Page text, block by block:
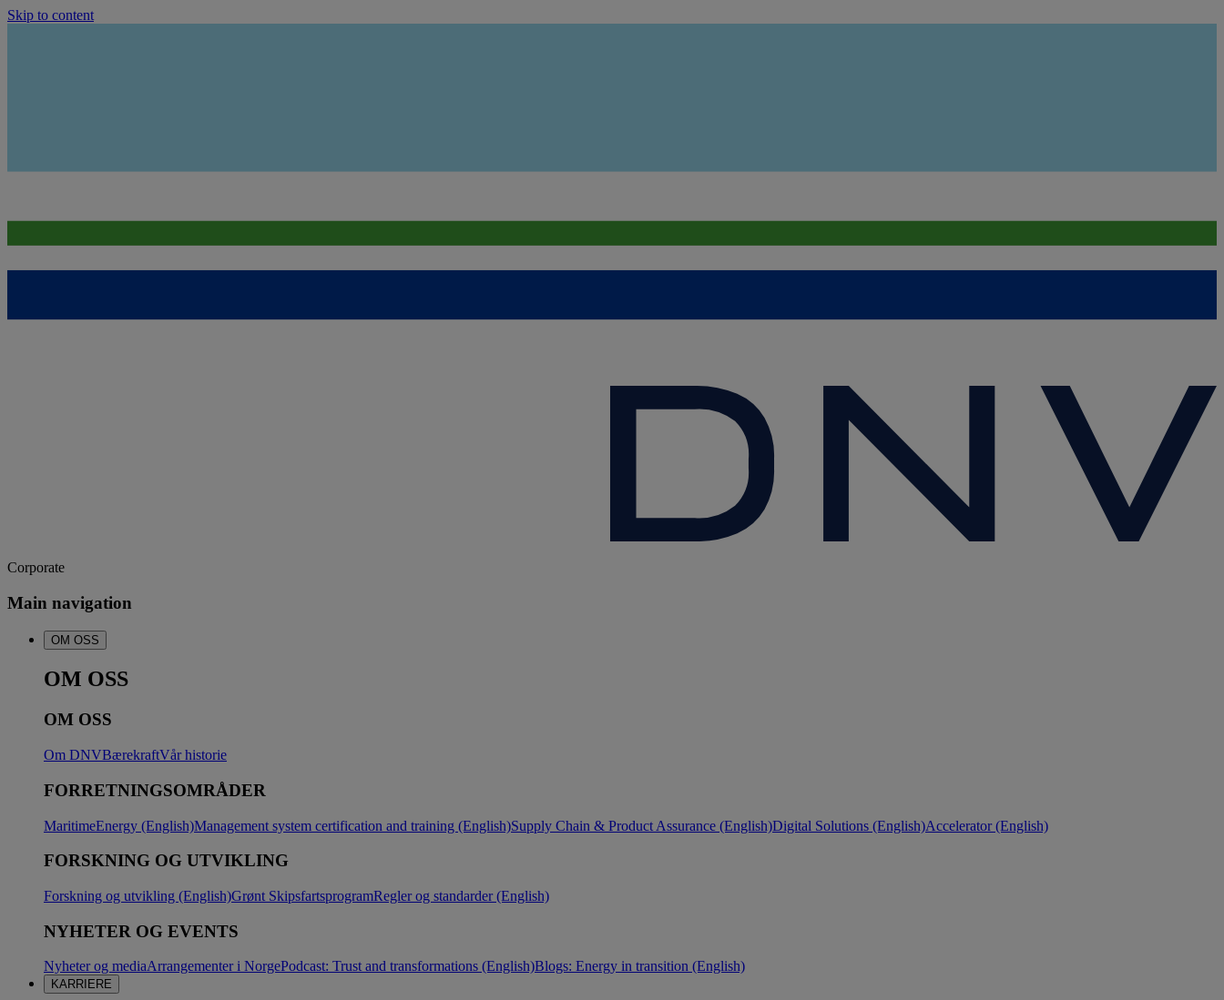
Skip to content
Corporate
Main navigation
OM OSS
OM OSS
OM OSS
Om DNVBærekraftVår historie
FORRETNINGSOMRÅDER
MaritimeEnergy (English)Management system certification and training (English)Supply Chain & Product Assurance (English)Digital Solutions (English)Accelerator (English)
FORSKNING OG UTVIKLING
Forskning og utvikling (English)Grønt SkipsfartsprogramRegler og standarder (English)
NYHETER OG EVENTS
Nyheter og mediaArrangementer i NorgePodcast: Trust and transformations (English)Blogs: Energy in transition (English)
KARRIERE